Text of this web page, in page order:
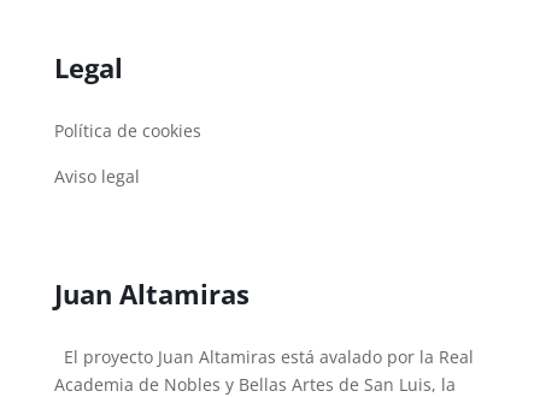
Legal
Política de cookies
Aviso legal
Juan Altamiras
El proyecto Juan Altamiras está avalado por la Real
Academia de Nobles y Bellas Artes de San Luis, la